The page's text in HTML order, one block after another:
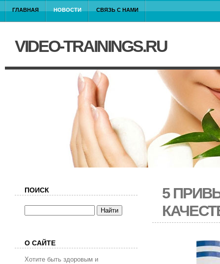
ГЛАВНАЯ НОВОСТИ СВЯЗЬ С НАМИ
VIDEO-TRAININGS.RU
5
ПОИСК
О САЙТЕ
Хотите быть здоровым и